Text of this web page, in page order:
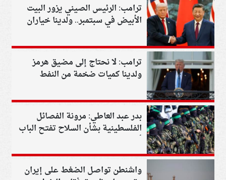
ترامب: الرئيس الصيني يزور البيت
الأبيض في سبتمبر.. ولدينا خياران
ترامب: لا نحتاج إلى مضيق هرمز
ولدينا كميات ضخمة من النفط
بدر عبد العاطي: مرونة الفصائل
الفلسطينية بشأن السلاح تفتح الباب
أمام تنفيذ المرحلة الثانية
واشنطن تواصل الضغط على إيران